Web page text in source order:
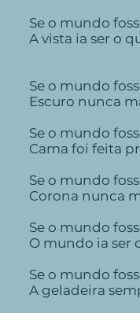
Se o mundo
A vista ia ser o
Se o mundo
Escuro nunca
Se o mundo
Cama foi feita
Se o mundo
Corona nunca
Se o mundo
O mundo ia ser
Se o mundo
A geladeira